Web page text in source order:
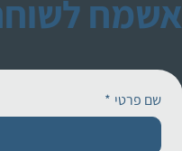
אשמח
שם פרטי *